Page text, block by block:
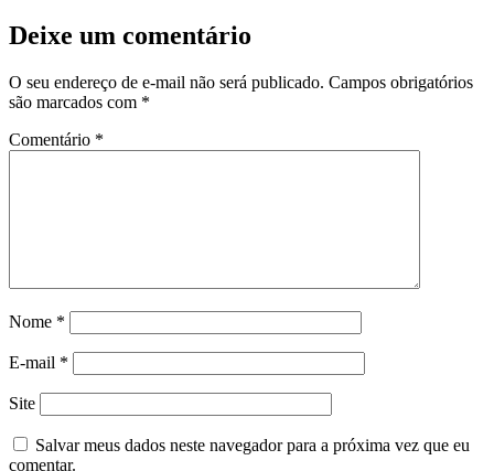
Deixe um comentário
O seu endereço de e-mail não será publicado. Campos obrigatórios
são marcados com *
Comentário *
Nome *
E-mail *
Site
Salvar meus dados neste navegador para a próxima vez que eu
comentar.